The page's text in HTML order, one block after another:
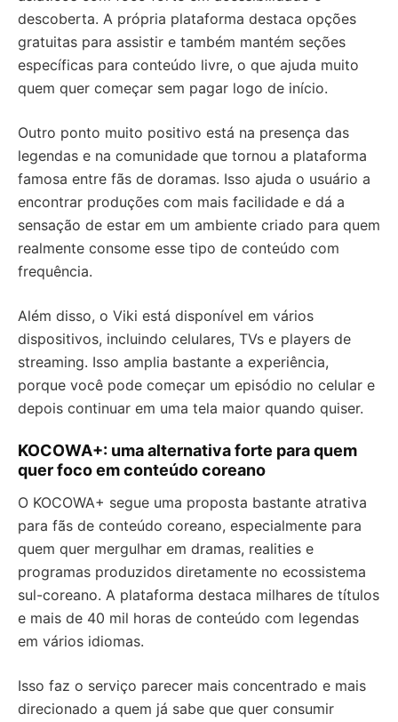
descoberta. A própria plataforma destaca opções
gratuitas para assistir e também mantém seções
específicas para conteúdo livre, o que ajuda muito
quem quer começar sem pagar logo de início.
Outro ponto muito positivo está na presença das
legendas e na comunidade que tornou a plataforma
famosa entre fãs de doramas. Isso ajuda o usuário a
encontrar produções com mais facilidade e dá a
sensação de estar em um ambiente criado para quem
realmente consome esse tipo de conteúdo com
frequência.
Além disso, o Viki está disponível em vários
dispositivos, incluindo celulares, TVs e players de
streaming. Isso amplia bastante a experiência,
porque você pode começar um episódio no celular e
depois continuar em uma tela maior quando quiser.
KOCOWA+: uma alternativa forte para quem
quer foco em conteúdo coreano
O KOCOWA+ segue uma proposta bastante atrativa
para fãs de conteúdo coreano, especialmente para
quem quer mergulhar em dramas, realities e
programas produzidos diretamente no ecossistema
sul-coreano. A plataforma destaca milhares de títulos
e mais de 40 mil horas de conteúdo com legendas
em vários idiomas.
Isso faz o serviço parecer mais concentrado e mais
direcionado a quem já sabe que quer consumir